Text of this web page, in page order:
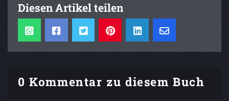
Diesen Artikel teilen
0 Kommentar zu diesem Buch